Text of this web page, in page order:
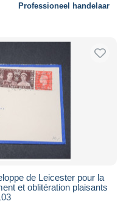
Professioneel handelaar
de Leicester pour la
et oblitération plaisants